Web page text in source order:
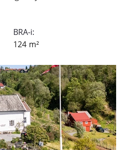
BRA-i:
124 m²